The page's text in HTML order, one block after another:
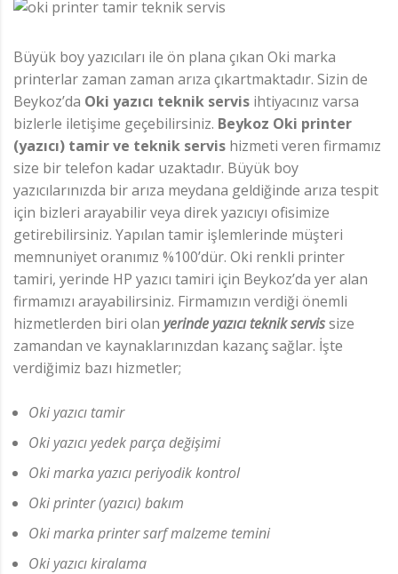
Büyük boy yazıcıları ile ön plana çıkan Oki marka
printerlar zaman zaman arıza çıkartmaktadır. Sizin de
Beykoz’da Oki yazıcı teknik servis ihtiyacınız varsa
bizlerle iletişime geçebilirsiniz. Beykoz Oki printer
(yazıcı) tamir ve teknik servis hizmeti veren firmamız
size bir telefon kadar uzaktadır. Büyük boy
yazıcılarınızda bir arıza meydana geldiğinde arıza tespit
için bizleri arayabilir veya direk yazıcıyı ofisimize
getirebilirsiniz. Yapılan tamir işlemlerinde müşteri
memnuniyet oranımız %100’dür. Oki renkli printer
tamiri, yerinde HP yazıcı tamiri için Beykoz’da yer alan
firmamızı arayabilirsiniz. Firmamızın verdiği önemli
hizmetlerden biri olan yerinde yazıcı teknik servissize
zamandan ve kaynaklarınızdan kazanç sağlar. İşte
verdiğimiz bazı hizmetler;
Oki yazıcı tamir
Oki yazıcı yedek parça değişimi
Oki marka yazıcı periyodik kontrol
Oki printer (yazıcı) bakım
Oki marka printer sarf malzeme temini
Oki yazıcı kiralama